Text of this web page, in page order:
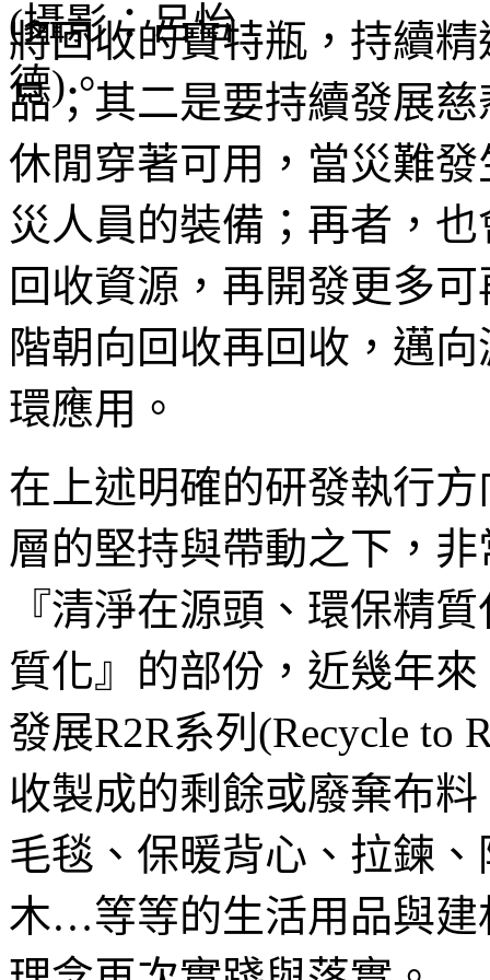
將回收的寶特瓶，持續
品；其二是要持續發展
休閒穿著可用，當災難
災人員的裝備；再者，
回收資源，再開發更多
階朝向回收再回收，邁
環應用。
在上述明確的研發執行
層的堅持與帶動之下，
『清淨在源頭、環保精
質化』的部份，近幾年
發展R2R系列(Recycle to
收製成的剩餘或廢棄布
毛毯、保暖背心、拉鍊
木…等等的生活用品與建